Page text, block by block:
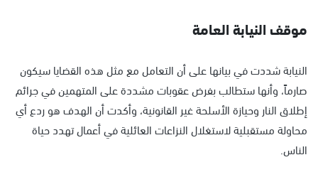
موقف النيابة العامة
النيابة شددت في بيانها على أن التعامل مع مثل هذه القضايا سيكون
صارماً، وأنها ستطالب بفرض عقوبات مشددة على المتهمين في جرائم
إطلاق النار وحيازة الأسلحة غير القانونية، وأكدت أن الهدف هو ردع أي
محاولة مستقبلية لاستغلال النزاعات العائلية في أعمال تهدد حياة
الناس.